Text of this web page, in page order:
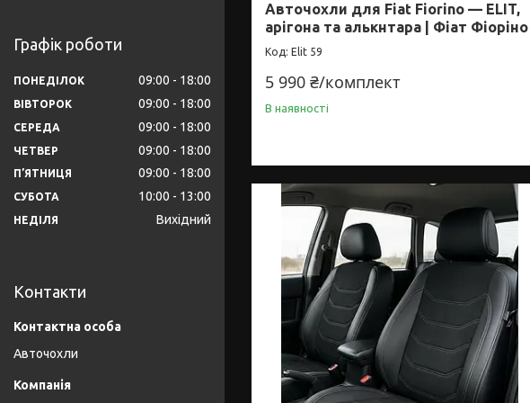
Авточохли для Fiat Fiorino — ELIT,
арігона та алькнтара | Фіат Фіоріно
Elit 59
5 990 ₴/комплект
В наявності
Графік роботи
ПОНЕДІЛОК 09:00 18:00
ВІВТОРОК 09:00 18:00
СЕРЕДА 09:00 18:00
ЧЕТВЕР 09:00 18:00
ПʼЯТНИЦЯ 09:00 18:00
СУБОТА 10:00 13:00
НЕДІЛЯ Вихідний
Контакти
Авточохли